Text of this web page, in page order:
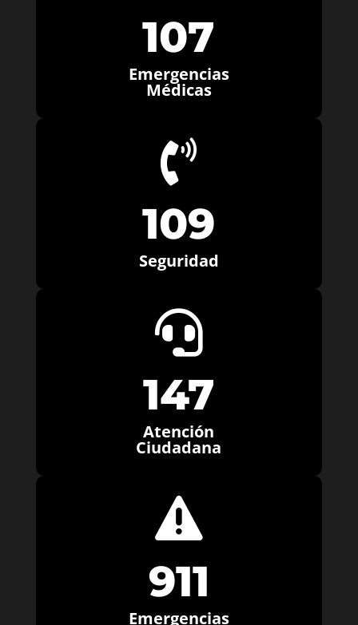
107
Emergencias
Médicas

109
Seguridad

147
Atención
Ciudadana

911
Emergencias